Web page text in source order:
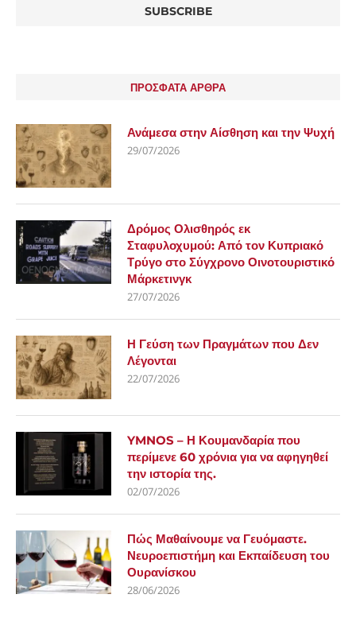
ΠΡΟΣΦΑΤΑ ΑΡΘΡΑ
Ανάμεσα στην Αίσθηση και την Ψυχή
29/07/2026
Δρόμος Ολισθηρός εκ
Σταφυλοχυμού: Από τον Κυπριακό
Τρύγο στο Σύγχρονο Οινοτουριστικό
Μάρκετινγκ
27/07/2026
Η Γεύση των Πραγμάτων που Δεν
Λέγονται
22/07/2026
YMNOS – Η Κουμανδαρία που
περίμενε 60 χρόνια για να αφηγηθεί
την ιστορία της.
02/07/2026
Πώς Μαθαίνουμε να Γευόμαστε.
Νευροεπιστήμη και Εκπαίδευση του
Ουρανίσκου
28/06/2026